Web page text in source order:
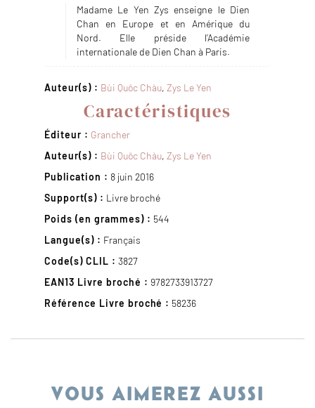
Madame Le Yen Zys enseigne le Dien
Chan en Europe et en Amérique du
Nord. Elle préside l’Académie
internationale de Dien Chan à Paris.
Auteur(s) : Bùi Quôc Chàu, Zys Le Yen
Caractéristiques
Éditeur : Grancher
Auteur(s) : Bùi Quôc Chàu, Zys Le Yen
Publication : 8 juin 2016
Support(s) : Livre broché
Poids (en grammes) : 544
Langue(s) : Français
Code(s) CLIL : 3827
EAN13 Livre broché : 9782733913727
Référence Livre broché : 58236
VOUS AIMEREZ AUSSI